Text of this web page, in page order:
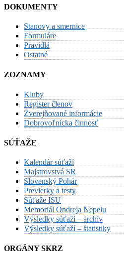
DOKUMENTY
Stanovy a smernice
Formuláre
Pravidlá
Ostatné
ZOZNAMY
Kluby
Register členov
Zverejňované informácie
Dobrovoľnícka činnosť
SÚŤAŽE
Kalendár súťaží
Majstrovstvá SR
Slovenský Pohár
Previerky a testy
Súťaže ISU
Memoriál Ondreja Nepelu
Výsledky súťaží – archív
Výsledky súťaží – štatistiky
ORGÁNY SKRZ